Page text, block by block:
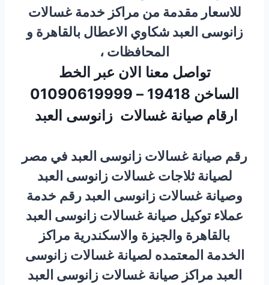
للاسعار مقدمة من مراكز خدمة غسالات
زانوسى العبد شكاوي الاعطال بالقاهرة و
المحافظات ،
تواصل معنا الان عبر الخط
الساخن 19418 – 01090619999
ارقام صيانة غسالات زانوسى العبد
رقم صيانة غسالات زانوسى العبد في مصر
لصيانة ثلاجات غسالات زانوسى العبد
وصيانة غسالات زانوسى العبد رقم خدمة
عملاءتوكيل صيانة غسالات زانوسى العبد
بالقاهرة والجيزة والاسكندرية مراكز
الخدمة المعتمده لصيانة غسالات زانوسى
العبد مراكز صيانة غسالات زانوسى العبد